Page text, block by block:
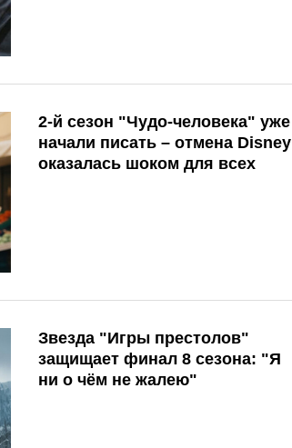
2-й сезон "Чудо-человека" уже
начали писать – отмена Disney
оказалась шоком для всех
Звезда "Игры престолов"
защищает финал 8 сезона: "Я
ни о чём не жалею"